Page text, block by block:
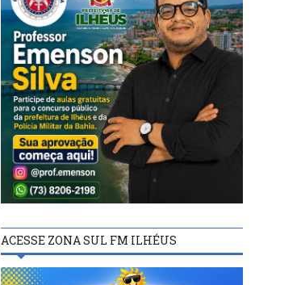
ACESSE ZONA SUL FM ILHÉUS